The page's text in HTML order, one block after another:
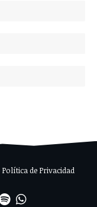
de Privacidad